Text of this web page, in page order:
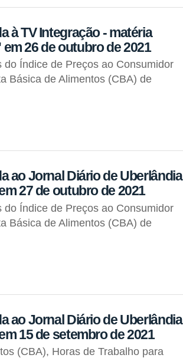
à TV Integração - matéria
26 de outubro de 2021
do Índice de Preços ao Consumidor
Básica de Alimentos (CBA) de
ao Jornal Diário de Uberlândia
27 de outubro de 2021
do Índice de Preços ao Consumidor
Básica de Alimentos (CBA) de
ao Jornal Diário de Uberlândia
15 de setembro de 2021
(CBA), Horas de Trabalho para